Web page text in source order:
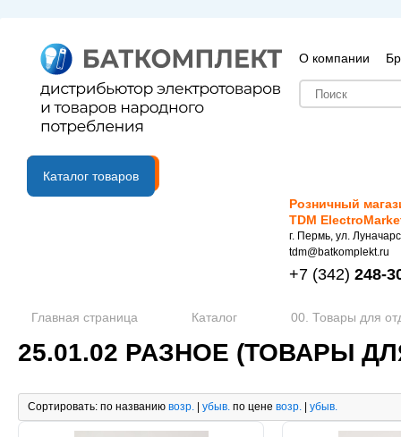
О компании
B2B портал
Каталог товаров
Розничный
TDM
г. Пермь, ул.
tdm@batkomplekt.ru
+7 (342) 248-
Главная страница Каталог 00. Товары для
25.01.02 РАЗНОЕ (ТОВАРЫ
Сортировать: по названию возр. | убыв. по цене возр. | убыв.